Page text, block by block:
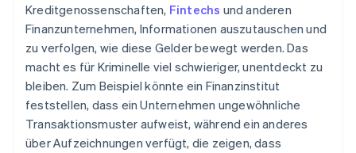
Kreditgenossenschaften, Fintechs und anderen
Finanzunternehmen, Informationen auszutauschen und
zu verfolgen, wie diese Gelder bewegt werden. Das
macht es für Kriminelle viel schwieriger, unentdeckt zu
bleiben. Zum Beispiel könnte ein Finanzinstitut
feststellen, dass ein Unternehmen ungewöhnliche
Transaktionsmuster aufweist, während ein anderes
über Aufzeichnungen verfügt, die zeigen, dass